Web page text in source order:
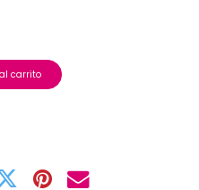
carrito